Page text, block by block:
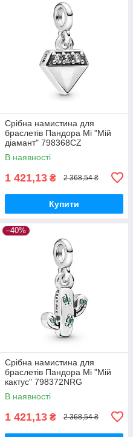
Срібна намистина для
браслетів Пандора Мі "Мій
діамант" 798368CZ
MasterSem
В наявності
1 421,13 ₴ 2 368,54 ₴
Купити
–40%
Срібна намистина для
браслетів Пандора Мі "Мій
кактус" 798372NRG
MasterSem
В наявності
1 421,13 ₴ 2 368,54 ₴